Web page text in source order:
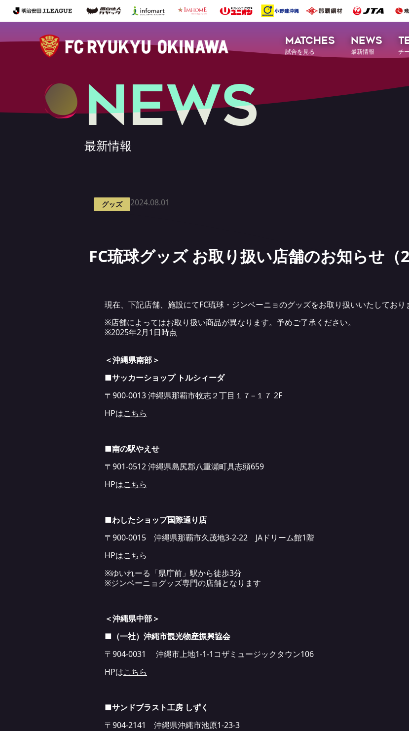
MATCHES
試合を見る
NEWS
最新情報 チ
NEWS
最新情報
グッズ 2024.08.01
FC琉球グッズ お取り扱い店舗のお知らせ（
現在、下記店舗、施設にてFC琉球・ジンベーニョのグッズをお取り扱いいたしており
※店舗によってはお取り扱い商品が異なります。予めご了承ください。
※2025年2月1日時点
＜沖縄県南部＞
■サッカーショップ トルシィーダ
〒900-0013 沖縄県那覇市牧志２丁目１７−１７ 2F
HPはこちら
■南の駅やえせ
〒901-0512 沖縄県島尻郡八重瀬町具志頭659
HPはこちら
■わしたショップ国際通り店
〒900-0015 沖縄県那覇市久茂地3-2-22 JAドリーム館1階
HPはこちら
※ゆいれーる「県庁前」駅から徒歩3分
※ジンベーニョグッズ専門の店舗となります
＜沖縄県中部＞
■（一社）沖縄市観光物産振興協会
〒904-0031 沖縄市上地1-1-1コザミュージックタウン106
HPはこちら
■サンドブラスト工房 しずく
〒904-2141 沖縄県沖縄市池原1-23-3